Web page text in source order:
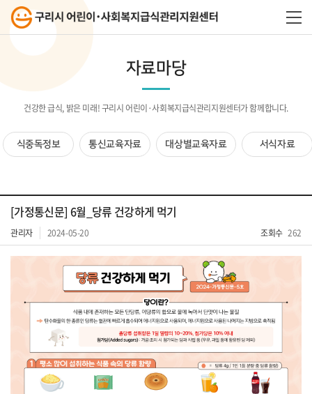
자료마당
건강한 급식, 밝은 미래! 구리시 어린이·사회복지급식관리지원센터가 함께합니다.
식중독정보 통신교육자료 대상별교육자료 서식자료
[가정통신문] 6월_당류 건강하게 먹기
관리자 2024-05-20 조회수 262